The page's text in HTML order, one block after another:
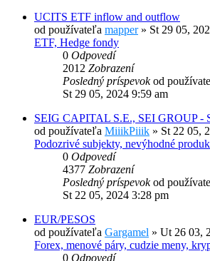
UCITS ETF inflow and outflow
od používateľa mapper» St 29 05,
ETF, Hedge fondy
0 Odpovedí
2012 Zobrazení
Posledný príspevokod
St 29 05, 2024 9:59 am
SEIG CAPITAL S.E., SEI GROUP -
od používateľa MiiikPiiik » St 22 05,
Podozrivé subjekty, nevýhodné
0 Odpovedí
4377 Zobrazení
Posledný príspevokod
St 22 05, 2024 3:28 pm
EUR/PESOS
od používateľa Gargamel » Ut 26 03,
Forex, menové páry, cudzie meny,
0 Odpovedí